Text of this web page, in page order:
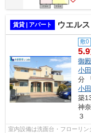
賃貸 | アパート ウエルス
敷0
5.9
御
小
分
小
築
神
３
室内設備は洗面台・フローリ